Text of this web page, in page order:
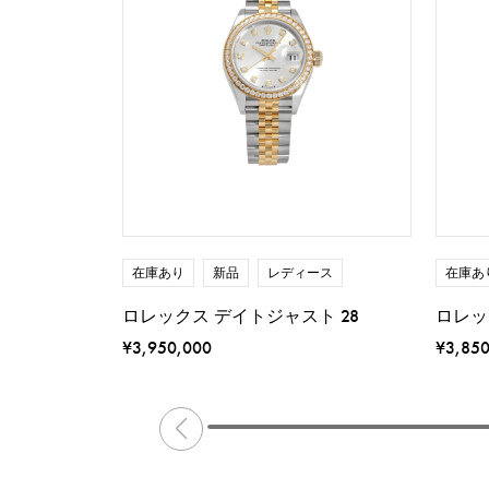
在庫あり 新品 レディース
ロレックス デイトジャスト 28
¥3,950,000
在庫あ
ロレ